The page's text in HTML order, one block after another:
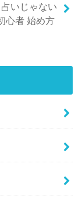
いじゃない
者 始め方